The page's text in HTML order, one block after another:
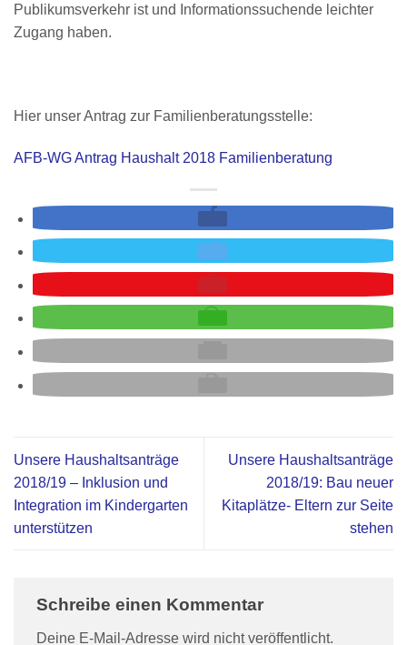
Publikumsverkehr ist und Informationssuchende leichter
Zugang haben.
Hier unser Antrag zur Familienberatungsstelle:
AFB-WG Antrag Haushalt 2018 Familienberatung
Unsere Haushaltsanträge
2018/19 – Inklusion und
Integration im Kindergarten
unterstützen
Unsere Haushaltsanträge
2018/19: Bau neuer
Kitaplätze- Eltern zur Seite
stehen
Schreibe einen Kommentar
Deine E-Mail-Adresse wird nicht veröffentlicht.